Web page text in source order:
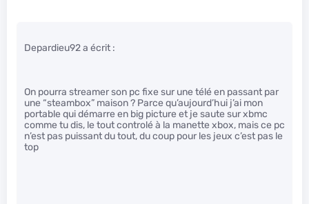
Depardieu92 a écrit :
On pourra streamer son pc fixe sur une télé en passant par
une “steambox” maison ? Parce qu’aujourd’hui j’ai mon
portable qui démarre en big picture et je saute sur xbmc
comme tu dis, le tout controlé à la manette xbox, mais ce pc
n’est pas puissant du tout, du coup pour les jeux c’est pas le
top